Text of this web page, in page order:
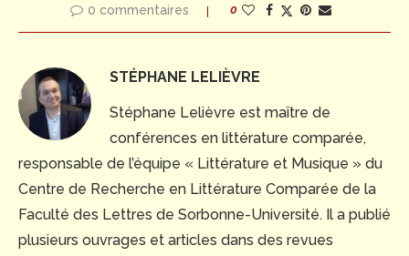
0 commentaires 0
STÉPHANE LELIÈVRE
Stéphane Lelièvre est maître de
conférences en littérature comparée,
responsable de l’équipe « Littérature et Musique » du
Centre de Recherche en Littérature Comparée de la
Faculté des Lettres de Sorbonne-Université. Il a publié
plusieurs ouvrages et articles dans des revues